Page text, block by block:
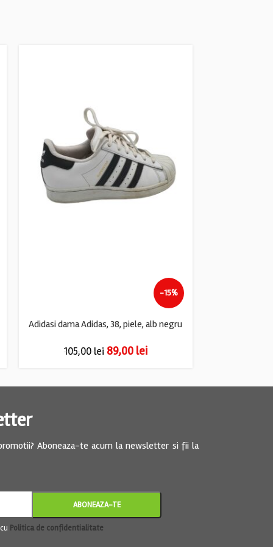
-15%
Adidasi dama Adidas, 38, piele, alb negru
105,00lei 89,00 lei
Aboneaza-te acum la newsletter si fii la
Politica de confidentialitate